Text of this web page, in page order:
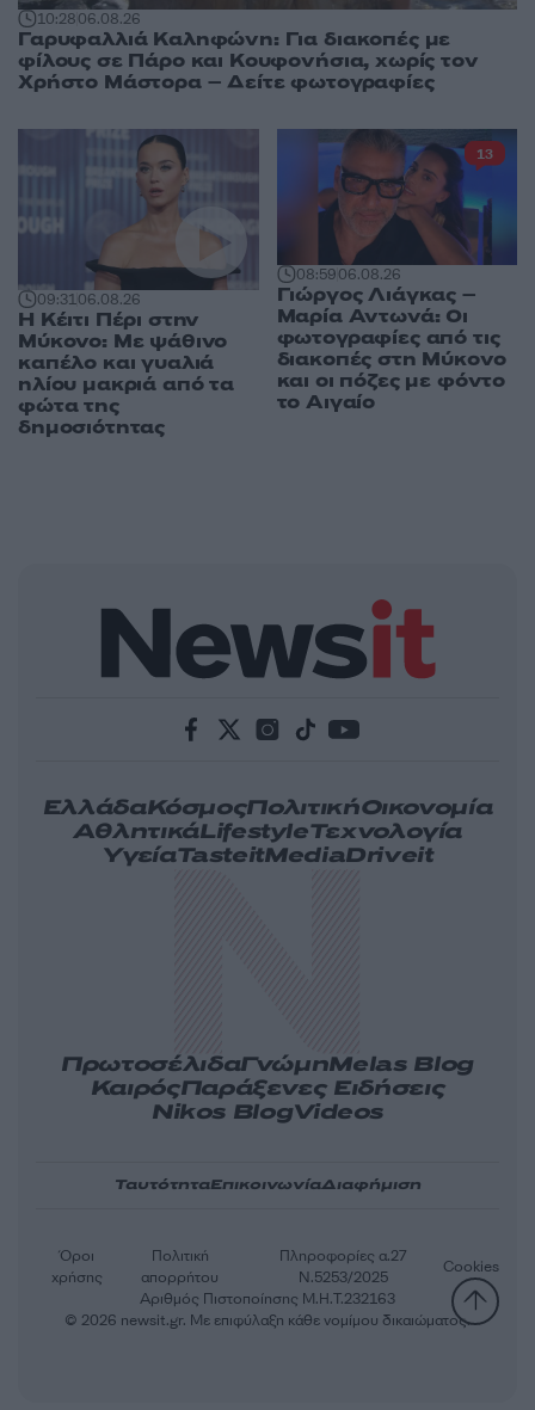
10:2806.08.26
Γαρυφαλλιά Καληφώνη: Για διακοπές με
φίλους σε Πάρο και Κουφονήσια, χωρίς τον
Χρήστο Μάστορα – Δείτε φωτογραφίες
09:3106.08.26
Η Κέιτι Πέρι στην
Μύκονο: Με ψάθινο
καπέλο και γυαλιά
ηλίου μακριά από τα
φώτα της
δημοσιότητας
08:5906.08.26
Γιώργος Λιάγκας –
Μαρία Αντωνά: Οι
φωτογραφίες από τις
διακοπές στη Μύκονο
και οι πόζες με φόντο
το Αιγαίο
13
ΕλλάδαΚόσμοςΠολιτικήΟικονομία
ΑθλητικάLifestyleΤεχνολογία
ΥγείαTasteitMediaDriveit
ΠρωτοσέλιδαΓνώμηMelas Blog
ΚαιρόςΠαράξενες Ειδήσεις
Nikos BlogVideos
ΤαυτότηταΕπικοινωνίαΔιαφήμιση
Αριθμός Πιστοποίησης Μ.Η.Τ.232163
Όροι
χρήσης
Πολιτική
απορρήτου
Πληροφορίες α.27
Ν.5253/2025
Cookies
© 2026 newsit.gr. Με επιφύλαξη κάθε νομίμου δικαιώματος.